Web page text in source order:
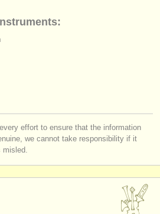
effort to ensure that the information
we cannot take responsibility if it
misled.